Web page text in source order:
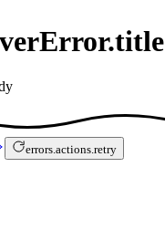
errors.actions.retry